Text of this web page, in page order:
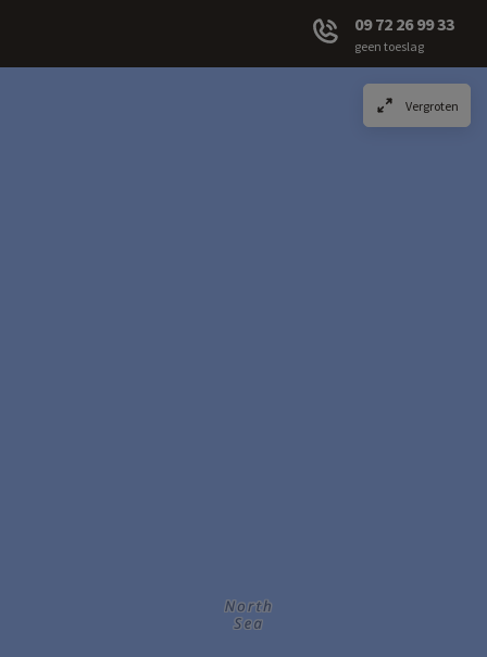
09 72 26 99 33
geen toeslag
Vergroten